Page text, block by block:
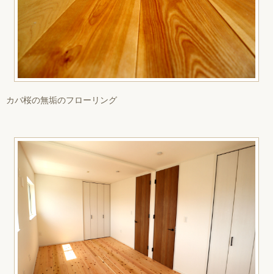
カバ桜の無垢のフローリング